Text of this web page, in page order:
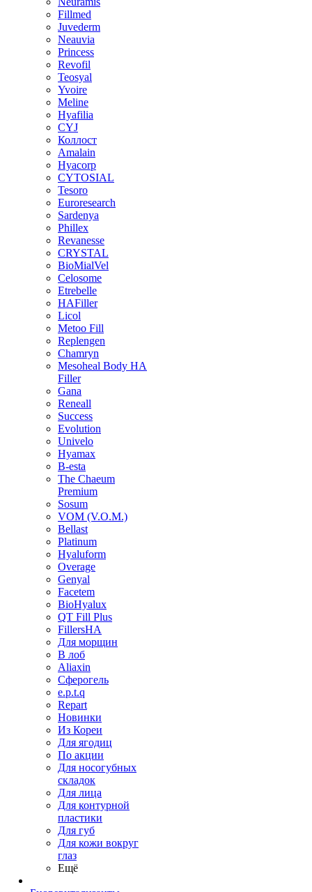
Fillmed
Juvederm
Neauvia
Princess
Revofil
Teosyal
Yvoire
Meline
Hyafilia
CYJ
Коллост
Amalain
Hyacorp
CYTOSIAL
Tesoro
Euroresearch
Sardenya
Phillex
Revanesse
CRYSTAL
BioMialVel
Celosome
Etrebelle
HAFiller
Licol
Metoo Fill
Replengen
Chamryn
Mesoheal Body HA
Filler
Gana
Reneall
Success
Evolution
Univelo
Hyamax
B-esta
The Chaeum
Premium
Sosum
VOM (V.O.M.)
Bellast
Platinum
Hyaluform
Overage
Genyal
Facetem
BioHyalux
QT Fill Plus
FillersHA
Для морщин
В лоб
Aliaxin
Сферогель
e.p.t.q
Repart
Новинки
Из Кореи
Для ягодиц
По акции
Для носогубных
складок
Для лица
Для контурной
пластики
Для губ
Для кожи вокруг
глаз
Ещё